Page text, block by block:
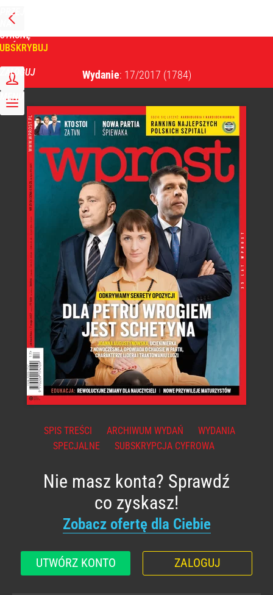
PRZEJDŹ
NA
STRONĘ
GŁÓWNĄ
ZALOGUJ
MENU
Wydanie: 17/2017 (1784)
SPIS TREŚCI ARCHIWUM WYDAŃ
WYDANIA
SPECJALNE
SUBSKRYPCJA CYFROWA
Nie masz konta? Sprawdź
co zyskasz!
Zobacz ofertę dla Ciebie
UTWÓRZ KONTO ZALOGUJ